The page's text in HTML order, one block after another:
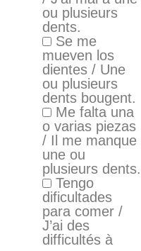
ou plusieurs
dents.
Se me
mueven los
dientes / Une
ou plusieurs
dents bougent.
Me falta una
o varias piezas
/ Il me manque
une ou
plusieurs dents.
Tengo
dificultades
para comer /
J’ai des
difficultés à